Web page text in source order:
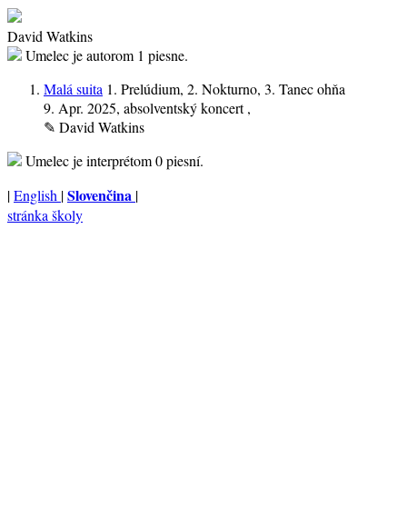
David Watkins
Umelec je autorom 1 piesne.
Malá suita 1. Prelúdium, 2. Nokturno, 3. Tanec ohňa
9. Apr. 2025, absolventský koncert ,
✎ David Watkins
Umelec je interprétom0 piesní.
|English |Slovenčina |
stránka školy